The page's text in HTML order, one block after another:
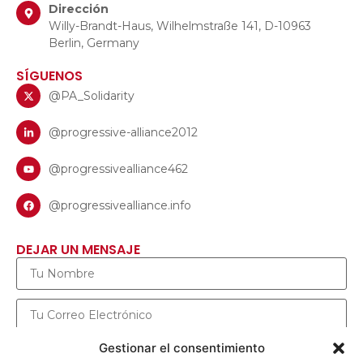
Gestionar el consentimiento
Dirección
Willy-Brandt-Haus, Wilhelmstraße 141, D-10963
Berlin, Germany
SÍGUENOS
@PA_Solidarity
@progressive-alliance2012
@progressivealliance462
@progressivealliance.info
DEJAR UN MENSAJE